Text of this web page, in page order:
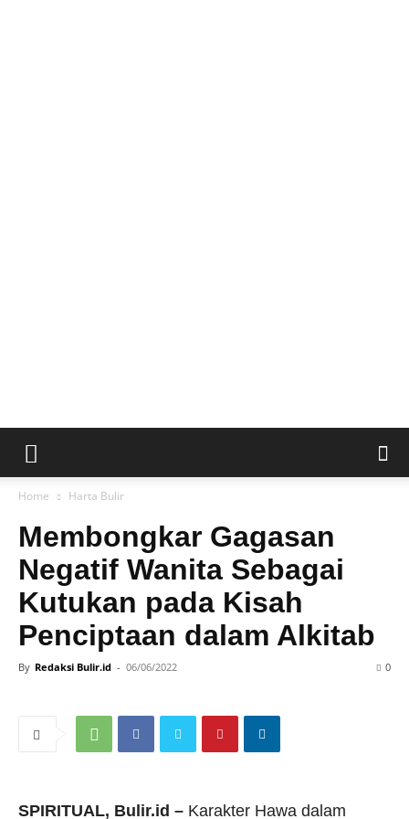
Home Harta Bulir
Membongkar Gagasan
Negatif Wanita Sebagai
Kutukan pada Kisah
Penciptaan dalam Alkitab
By Redaksi Bulir.id - 06/06/2022 0
SPIRITUAL, Bulir.id – Karakter Hawa dalam